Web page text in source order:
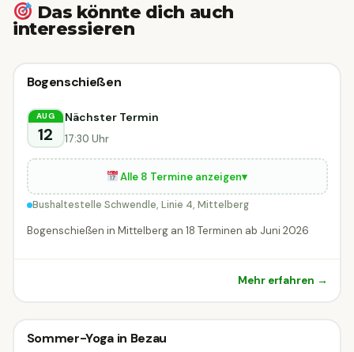
Das könnte dich auch
interessieren
⛰
Outdoor-Event
Mittelberg
⛰ Outdoor-Event
Bogenschießen
AUG
12
Nächster Termin
17:30 Uhr
Alle 8 Termine anzeigen▾
Bushaltestelle Schwendle, Linie 4, Mittelberg
Bogenschießen in Mittelberg an 18 Terminen ab Juni 2026
Mehr erfahren →
Outdoor-Event
⛰ Outdoor-Event
Sommer-Yoga in Bezau